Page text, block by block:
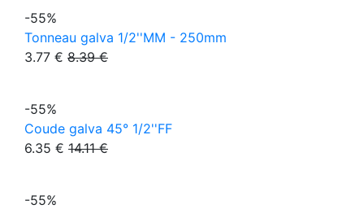
-55%
Tonneau galva 1/2''MM - 250mm
3.77 € 8.39 €
-55%
Coude galva 45° 1/2''FF
6.35 € 14.11 €
-55%